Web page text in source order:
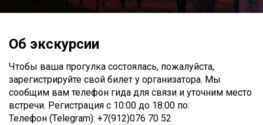
Об экскурсии
Чтобы ваша прогулка состоялась, пожалуйста,
зарегистрируйте свой билет у организатора. Мы
сообщим вам телефон гида для связи и уточним место
встречи. Регистрация c 10:00 до 18:00 по:
Телефон (Telegram): +7(912)076 70 52